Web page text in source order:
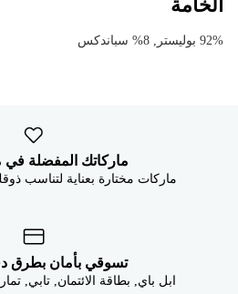
الخامة
92% بوليستر, 8% سباندكس
ماركاتك المفضلة في
ماركات مختارة بعناية لتناسب
تسوقي بأمان بطرق
ابل باي, بطاقة الائتمان, تابي,